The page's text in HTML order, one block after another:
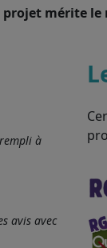
projet mérite le
à
avis avec